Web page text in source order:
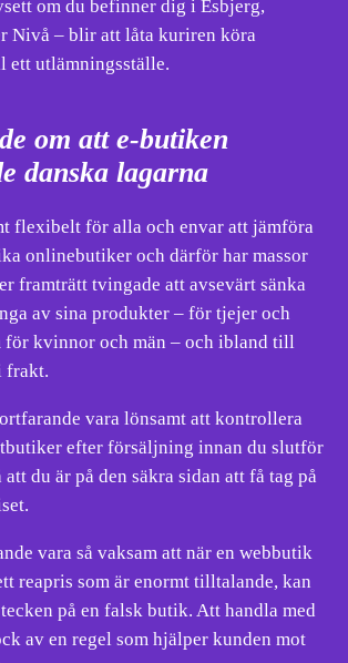
om du befinner dig i Esbjerg,
Nivå – blir att låta kuriren köra
ett utlämningsställe.
om att e-butiken
danska lagarna
flexibelt för alla och envar att jämföra
onlinebutiker och därför har massor
framträtt tvingade att avsevärt sänka
av sina produkter – för tjejer och
för kvinnor och män – och ibland till
frakt.
vara lönsamt att kontrollera
efter försäljning innan du slutför
du är på den säkra sidan att få tag på
vara så vaksam att när en webbutik
reapris som är enormt tilltalande, kan
på en falsk butik. Att handla med
av en regel som hjälper kunden mot